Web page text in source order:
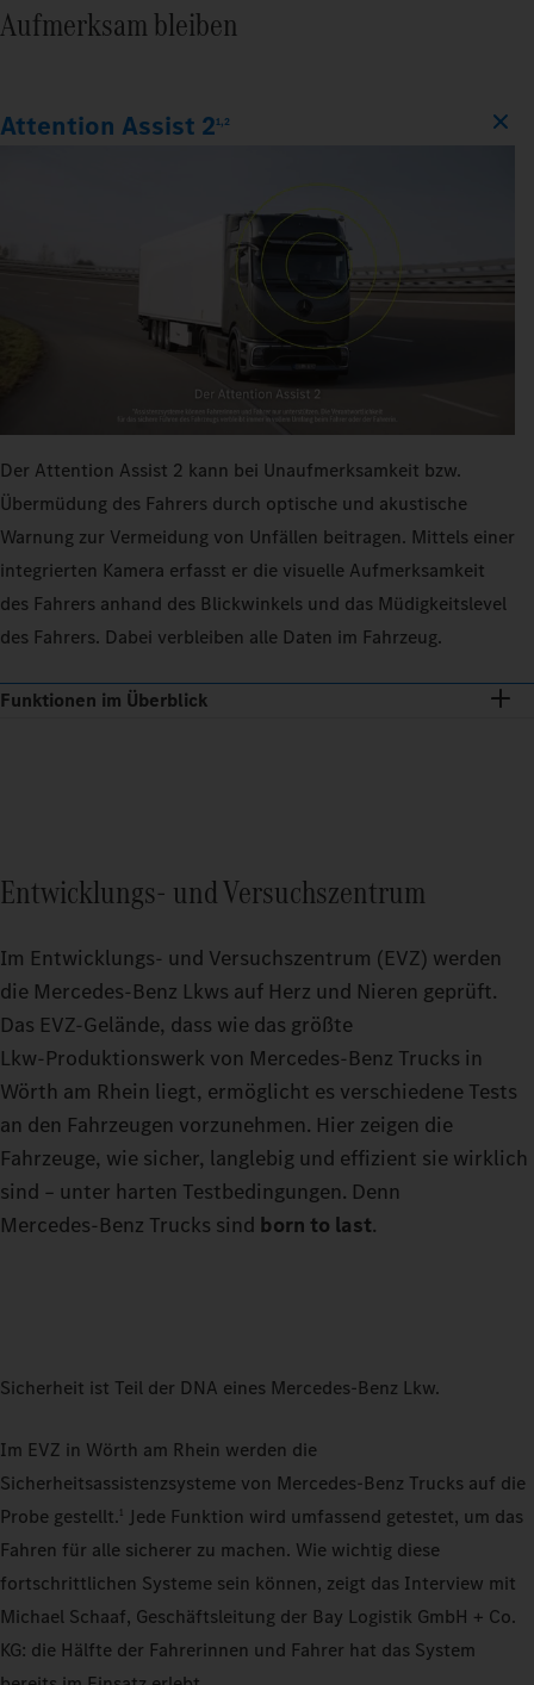
Aufmerksam bleiben
Attention Assist 21,2
Der Attention Assist 2 kann bei Unaufmerksamkeit bzw.
Übermüdung des Fahrers durch optische und akustische
Warnung zur Vermeidung von Unfällen beitragen. Mittels einer
integrierten Kamera erfasst er die visuelle Aufmerksamkeit
des Fahrers anhand des Blickwinkels und das Müdigkeitslevel
des Fahrers. Dabei verbleiben alle Daten im Fahrzeug.
Funktionen im Überblick
Entwicklungs- und Versuchszentrum
Im Entwicklungs- und Versuchszentrum (EVZ) werden
die Mercedes‑Benz Lkws auf Herz und Nieren geprüft.
Das EVZ-Gelände, dass wie das größte
Lkw‑Produktionswerk von Mercedes‑Benz Trucks in
Wörth am Rhein liegt, ermöglicht es verschiedene Tests
an den Fahrzeugen vorzunehmen. Hier zeigen die
Fahrzeuge, wie sicher, langlebig und effizient sie wirklich
sind – unter harten Testbedingungen. Denn
Mercedes‑Benz Trucks sind born to last.
Sicherheit ist Teil der DNA eines Mercedes-Benz Lkw.
Im EVZ in Wörth am Rhein werden die
Sicherheitsassistenzsysteme von Mercedes-Benz Trucks auf die
Probe gestellt.1
Jede Funktion wird umfassend getestet, um das
Fahren für alle sicherer zu machen. Wie wichtig diese
fortschrittlichen Systeme sein können, zeigt das Interview mit
Michael Schaaf, Geschäftsleitung der Bay Logistik GmbH + Co.
KG: die Hälfte der Fahrerinnen und Fahrer hat das System